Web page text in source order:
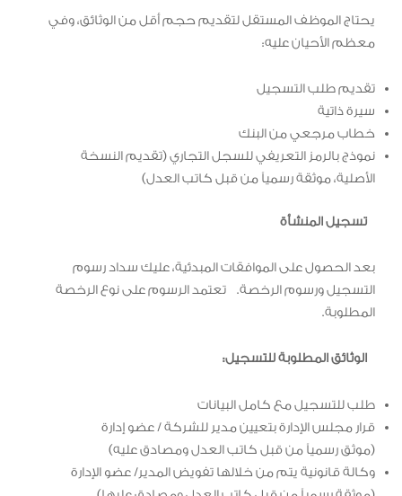
يحتاج الموظف المستقل لتقديم حجم أقل من الوثائق، وفي
معظم الأحيان عليه:
تقديم طلب التسجيل
سيرة ذاتية
خطاب مرجعي من البنك
نموذج بالرمز التعريفي للسجل التجاري (تقديم النسخة
الأصلية، موثقة رسمياً من قبل كاتب العدل)
تسجيل المنشأة
بعد الحصول على الموافقات المبدئية، عليك سداد رسوم
التسجيل ورسوم الرخصة. تعتمد الرسوم على نوع الرخصة
المطلوبة.
الوثائق المطلوبة للتسجيل:
طلب للتسجيل مع كامل البيانات
قرار مجلس الإدارة بتعيين مدير للشركة / عضو إدارة
(موثق رسمياً من قبل كاتب العدل ومصادق عليه)
وكالة قانونية يتم من خلالها تفويض المدير/ عضو الإدارة